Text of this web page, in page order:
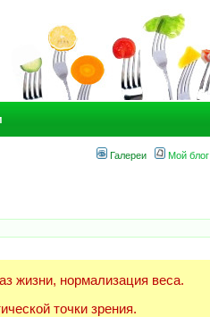
Галереи Мой блог
жизни, нормализация веса.
точки зрения.